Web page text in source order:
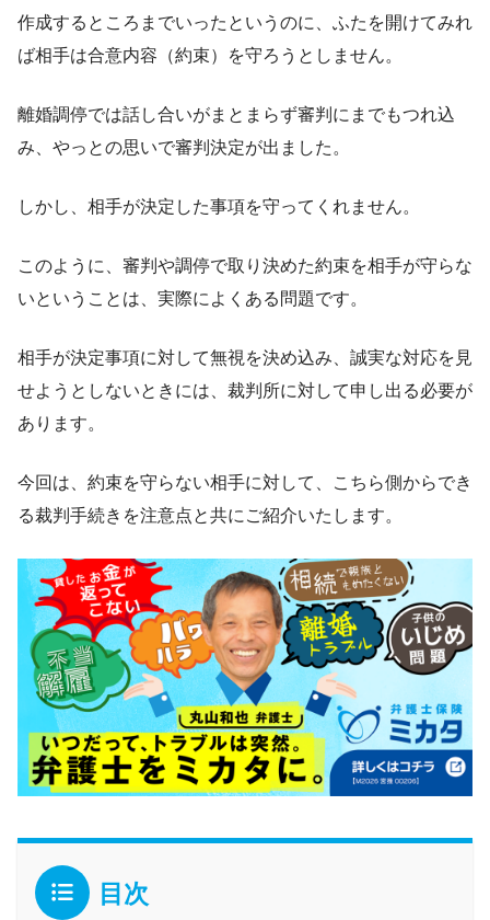
作成するところまでいったというのに、ふたを開けてみれ
ば相手は合意内容（約束）を守ろうとしません。
離婚調停では話し合いがまとまらず審判にまでもつれ込
み、やっとの思いで審判決定が出ました。
しかし、相手が決定した事項を守ってくれません。
このように、審判や調停で取り決めた約束を相手が守らな
いということは、実際によくある問題です。
相手が決定事項に対して無視を決め込み、誠実な対応を見
せようとしないときには、裁判所に対して申し出る必要が
あります。
今回は、約束を守らない相手に対して、こちら側からでき
る裁判手続きを注意点と共にご紹介いたします。
目次